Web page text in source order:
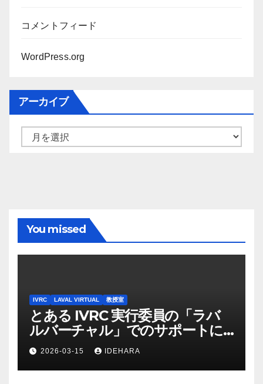
コメントフィード
WordPress.org
アーカイブ
You missed
IVRC LAVAL VIRTUAL 教授室
とある IVRC 実行委員の「ラバ
ルバーチャル」でのサポートに
かける思いと願い（2025 年
Discord 上の記録から一部抜
粋・修正）
2026-03-15 IDEHARA